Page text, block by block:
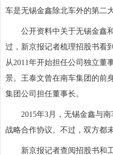
车是无锡金鑫除北车外的第二
公开资料中关于无锡金鑫和
过，新京报记者梳理招股书看
从2011年开始担任公司独立董
景。王泰文曾在南车集团的
集团公司担任董事长。
2015年3月，无锡金鑫与南
战略合作协议。不过，双方都
新京报记者查阅招股书和工